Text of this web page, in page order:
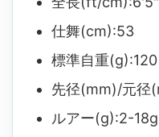
仕舞(cm):53
標準自重(g):120
先径(mm)/元径
ルアー(g):2-18g